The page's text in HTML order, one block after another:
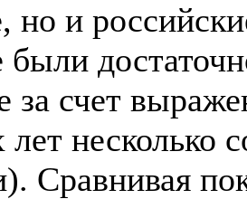
но и
были
за счет
лет несколько
Сравнивая